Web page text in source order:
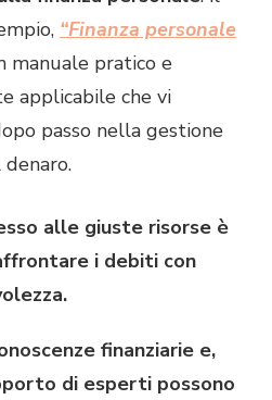
“Finanza personale
manuale pratico e
applicabile che vi
passo nella gestione
alle giuste risorse è
i debiti con
finanziarie e,
di esperti possono